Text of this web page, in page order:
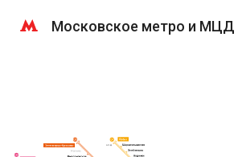
Московское метро и МЦД